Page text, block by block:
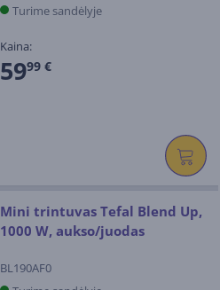
Turime sandėlyje
Kaina:
5999 €
Mini trintuvas Tefal Blend Up,
1000 W, aukso/juodas
BL190AF0